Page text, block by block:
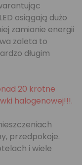
osiągają dużo
zamianie energii
zaleta to
długim
20 krotne
halogenowej!!!.
przedpokoje.
i wiele